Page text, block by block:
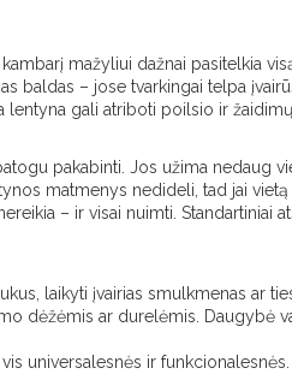
mažyliui dažnai pasitelkia
baldas – jose tvarkingai telpa
lentyna gali atriboti poilsio ir
pakabinti. Jos užima nedaug
matmenys nedideli, tad jai
– ir visai nuimti.
laikyti įvairias smulkmenas ar
dėžėmis ar durelėmis. Daugybė
universalesnės ir